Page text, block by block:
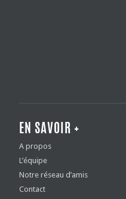
EN SAVOIR +
A propos
L’équipe
Notre réseau d’amis
Contact